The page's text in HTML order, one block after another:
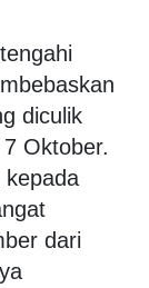
diculik
Oktober.
kepada
dari